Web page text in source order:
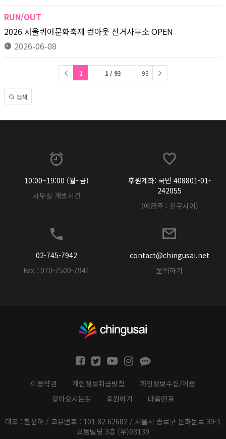
RUN/OUT
2026 서울퀴어문화축제 런아웃 선거사무소 OPEN
2026-06-08
1 1 / 93 93
검색
10:00~19:00 (월~금)
사무실 개방시간
후원계좌: 국민 408801-01-
242055
(예금주 : 친구사이)
02-745-7942
Fax : 070-7500-7941
contact@chingusai.net
문의하기
이용약관 개인정보취급방침
개인정보수집/이용
찾아오시는길
후원하기 마음연결
대표 : 한윤하 / 고유번호 : 101 82 62682 / 서울시 종로구 돈화문로 39-1
묘동빌딩 3층 (우)03139